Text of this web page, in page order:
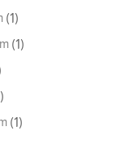
(1)
(1)
(1)